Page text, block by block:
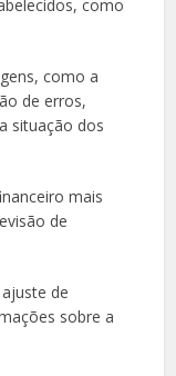
como
como a
de erros,
situação dos
mais
de
de
sobre a